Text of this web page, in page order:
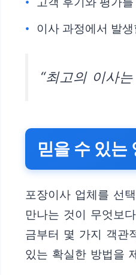
이사 과정에서 발
“최고의 이사
믿을 수 있는
포장이사 업체를 선
만나는 것이 무엇보
금부터 몇 가지 객관
있는 확실한 방법을